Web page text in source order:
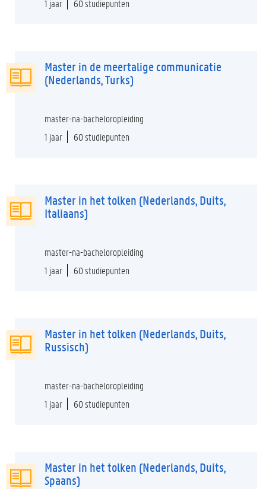
1 jaar
60 studiepunten
Master in de meertalige communicatie
(Nederlands, Turks)
master-na-bacheloropleiding
1 jaar
60 studiepunten
Master in het tolken (Nederlands, Duits,
Italiaans)
master-na-bacheloropleiding
1 jaar
60 studiepunten
Master in het tolken (Nederlands, Duits,
Russisch)
master-na-bacheloropleiding
1 jaar
60 studiepunten
Master in het tolken (Nederlands, Duits,
Spaans)